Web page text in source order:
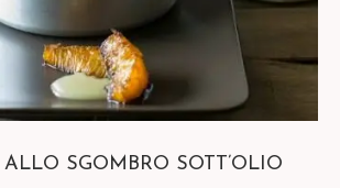
SGOMBRO SOTT’OLIO